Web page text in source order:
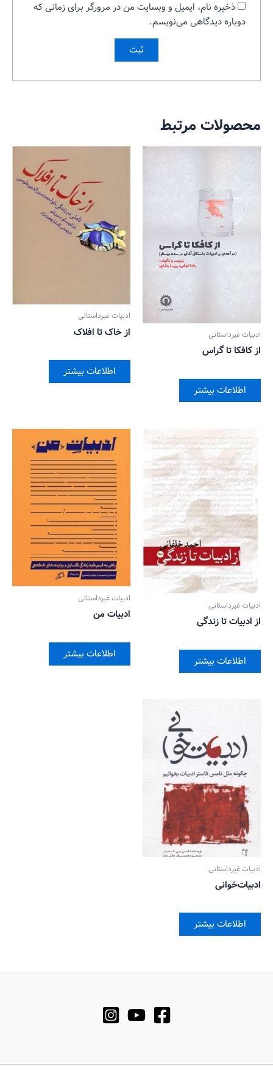
ذخیره نام، ایمیل و وبسایت من در مرورگر برای زمانی که
دوباره دیدگاهی می‌نویسم.
محصولات مرتبط
ادبیات غیرداستانی
از کافکا تا گراس
اطلاعات بیشتر
ادبیات غیرداستانی
از خاک تا افلاک
اطلاعات بیشتر
ادبیات غیرداستانی
از ادبیات تا زندگی
اطلاعات بیشتر
ادبیات غیرداستانی
ادبیات من
اطلاعات بیشتر
ادبیات غیرداستانی
ادبیات‌خوانی
اطلاعات بیشتر